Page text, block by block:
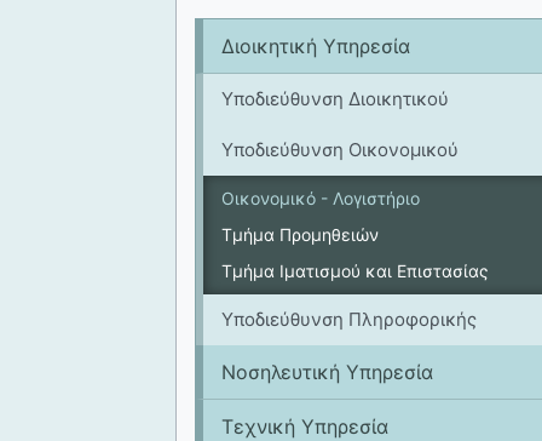
Διοικητική Υπηρεσία
Υποδιεύθυνση Διοικητικού
Υποδιεύθυνση Οικονομικού
Οικονομικό - Λογιστήριο
Τμήμα Προμηθειών
Τμήμα Ιματισμού και Επιστασίας
Υποδιεύθυνση Πληροφορικής
Νοσηλευτική Υπηρεσία
Tεχνική Υπηρεσία